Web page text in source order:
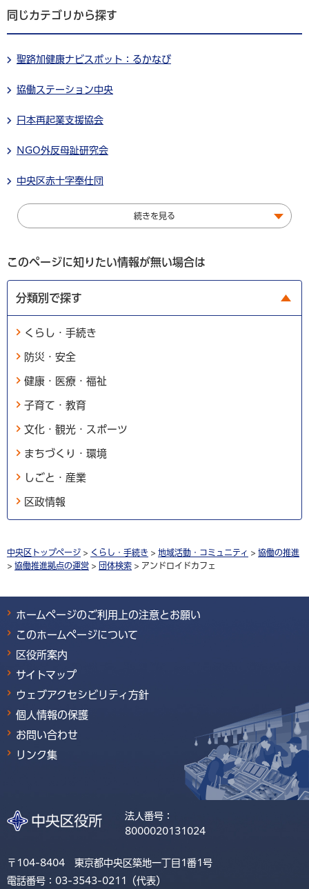
同じカテゴリから探す
聖路加健康ナビスポット：るかなび
協働ステーション中央
日本再起業支援協会
NGO外反母趾研究会
中央区赤十字奉仕団
続きを見る
このページに知りたい情報が無い場合は
分類別で探す
くらし・手続き
防災・安全
健康・医療・福祉
子育て・教育
文化・観光・スポーツ
まちづくり・環境
しごと・産業
区政情報
中央区トップページ > くらし・手続き > 地域活動・コミュニティ > 協働の推進
> 協働推進拠点の運営 > 団体検索 > アンドロイドカフェ
ホームページのご利用上の注意とお願い
このホームページについて
区役所案内
サイトマップ
ウェブアクセシビリティ方針
個人情報の保護
お問い合わせ
リンク集
法人番号：
8000020131024
〒104-8404 東京都中央区築地一丁目1番1号
電話番号：03-3543-0211（代表）